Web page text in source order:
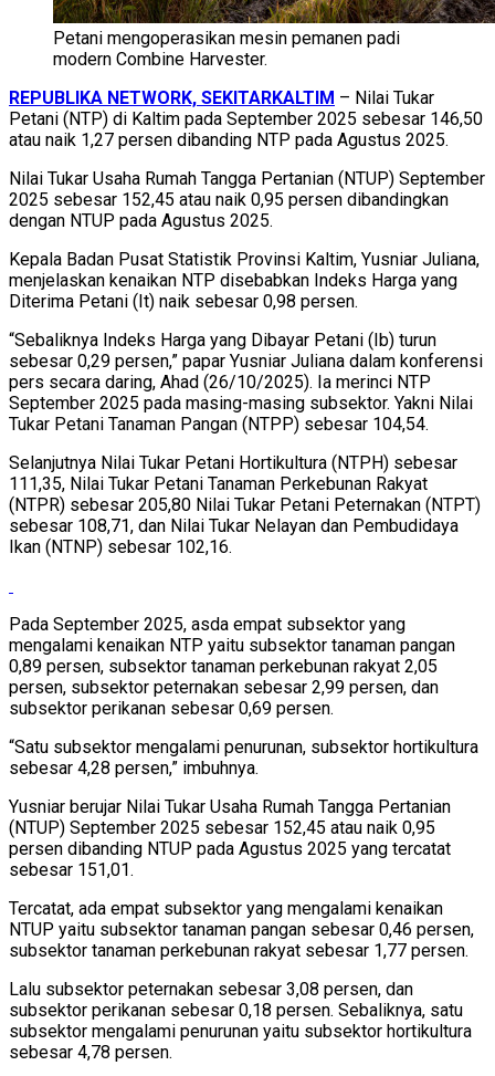
Petani mengoperasikan mesin pemanen padi
modern Combine Harvester.
REPUBLIKA NETWORK, SEKITARKALTIM – Nilai Tukar
Petani (NTP) di Kaltim pada September 2025 sebesar 146,50
atau naik 1,27 persen dibanding NTP pada Agustus 2025.
Nilai Tukar Usaha Rumah Tangga Pertanian (NTUP) September
2025 sebesar 152,45 atau naik 0,95 persen dibandingkan
dengan NTUP pada Agustus 2025.
Kepala Badan Pusat Statistik Provinsi Kaltim, Yusniar Juliana,
menjelaskan kenaikan NTP disebabkan Indeks Harga yang
Diterima Petani (It) naik sebesar 0,98 persen.
“Sebaliknya Indeks Harga yang Dibayar Petani (Ib) turun
sebesar 0,29 persen,” papar Yusniar Juliana dalam konferensi
pers secara daring, Ahad (26/10/2025). Ia merinci NTP
September 2025 pada masing-masing subsektor. Yakni Nilai
Tukar Petani Tanaman Pangan (NTPP) sebesar 104,54.
Selanjutnya Nilai Tukar Petani Hortikultura (NTPH) sebesar
111,35, Nilai Tukar Petani Tanaman Perkebunan Rakyat
(NTPR) sebesar 205,80 Nilai Tukar Petani Peternakan (NTPT)
sebesar 108,71, dan Nilai Tukar Nelayan dan Pembudidaya
Ikan (NTNP) sebesar 102,16.
Pada September 2025, asda empat subsektor yang
mengalami kenaikan NTP yaitu subsektor tanaman pangan
0,89 persen, subsektor tanaman perkebunan rakyat 2,05
persen, subsektor peternakan sebesar 2,99 persen, dan
subsektor perikanan sebesar 0,69 persen.
“Satu subsektor mengalami penurunan, subsektor hortikultura
sebesar 4,28 persen,” imbuhnya.
Yusniar berujar Nilai Tukar Usaha Rumah Tangga Pertanian
(NTUP) September 2025 sebesar 152,45 atau naik 0,95
persen dibanding NTUP pada Agustus 2025 yang tercatat
sebesar 151,01.
Tercatat, ada empat subsektor yang mengalami kenaikan
NTUP yaitu subsektor tanaman pangan sebesar 0,46 persen,
subsektor tanaman perkebunan rakyat sebesar 1,77 persen.
Lalu subsektor peternakan sebesar 3,08 persen, dan
subsektor perikanan sebesar 0,18 persen. Sebaliknya, satu
subsektor mengalami penurunan yaitu subsektor hortikultura
sebesar 4,78 persen.